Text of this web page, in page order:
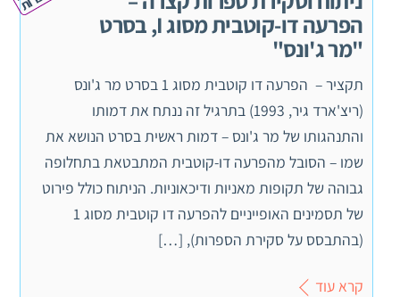
הפרעה דו-קוטבית מסוג I, בסרט
"מר ג'ונס"
תקציר – הפרעה דו קוטבית מסוג 1 בסרט מר ג'ונס
(ריצ'ארד גיר, 1993) בתרגיל זה ננתח את דמותו
והתנהגותו של מר ג'ונס – דמות ראשית בסרט הנושא את
שמו – הסובל מהפרעה דו-קוטבית המתבטאת בתחלופה
גבוהה של תקופות מאניות ודיכאוניות. הניתוח כולל פירוט
של תסמינים האופייניים להפרעה דו קוטבית מסוג 1
(בהתבסס על סקירת הספרות), […]
קרא עוד